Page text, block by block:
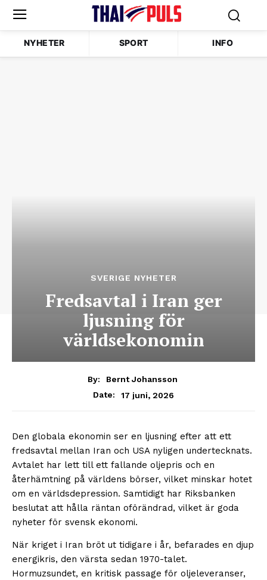
NYHETER SPORT INFO
SVERIGE NYHETER
Fredsavtal i Iran ger
ljusning för
världsekonomin
By:
Bernt Johansson
Date:
17 juni, 2026
Den globala ekonomin ser en ljusning efter att ett
fredsavtal mellan Iran och USA nyligen undertecknats.
Avtalet har lett till ett fallande oljepris och en
återhämtning på världens börser, vilket minskar hotet
om en världsdepression. Samtidigt har Riksbanken
beslutat att hålla räntan oförändrad, vilket är goda
nyheter för svensk ekonomi.
När kriget i Iran bröt ut tidigare i år, befarades en djup
energikris, den värsta sedan 1970-talet.
Hormuzsundet, en kritisk passage för oljeleveranser,